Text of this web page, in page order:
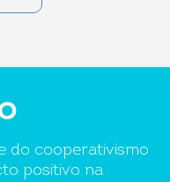
do cooperativismo
positivo na